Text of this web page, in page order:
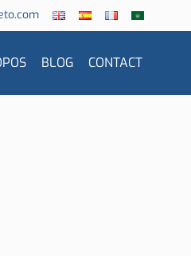
BLOG CONTACT